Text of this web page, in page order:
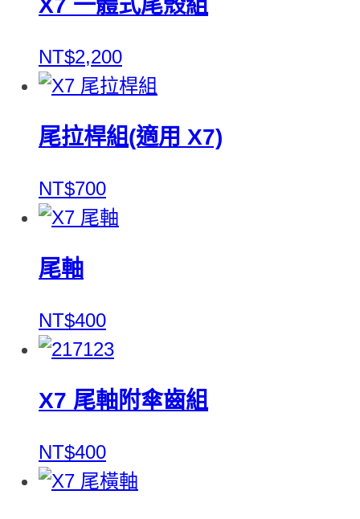
X7 一體式尾殼組
NT$2,200
尾拉桿組(適用 X7)
NT$700
尾軸
NT$400
X7 尾軸附傘齒組
NT$400